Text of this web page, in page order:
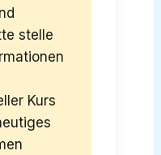
stelle
Kurs